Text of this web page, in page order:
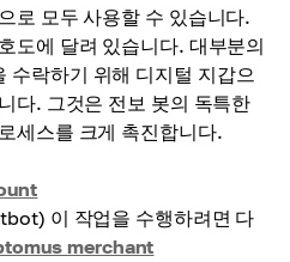
로 모두 사용할 수 있습니다.
도에 달려 있습니다. 대부분의
수락하기 위해 디지털 지갑으
다. 그것은 전보 봇의 독특한
세스를 크게 촉진합니다.
이 작업을 수행하려면 다
merchant